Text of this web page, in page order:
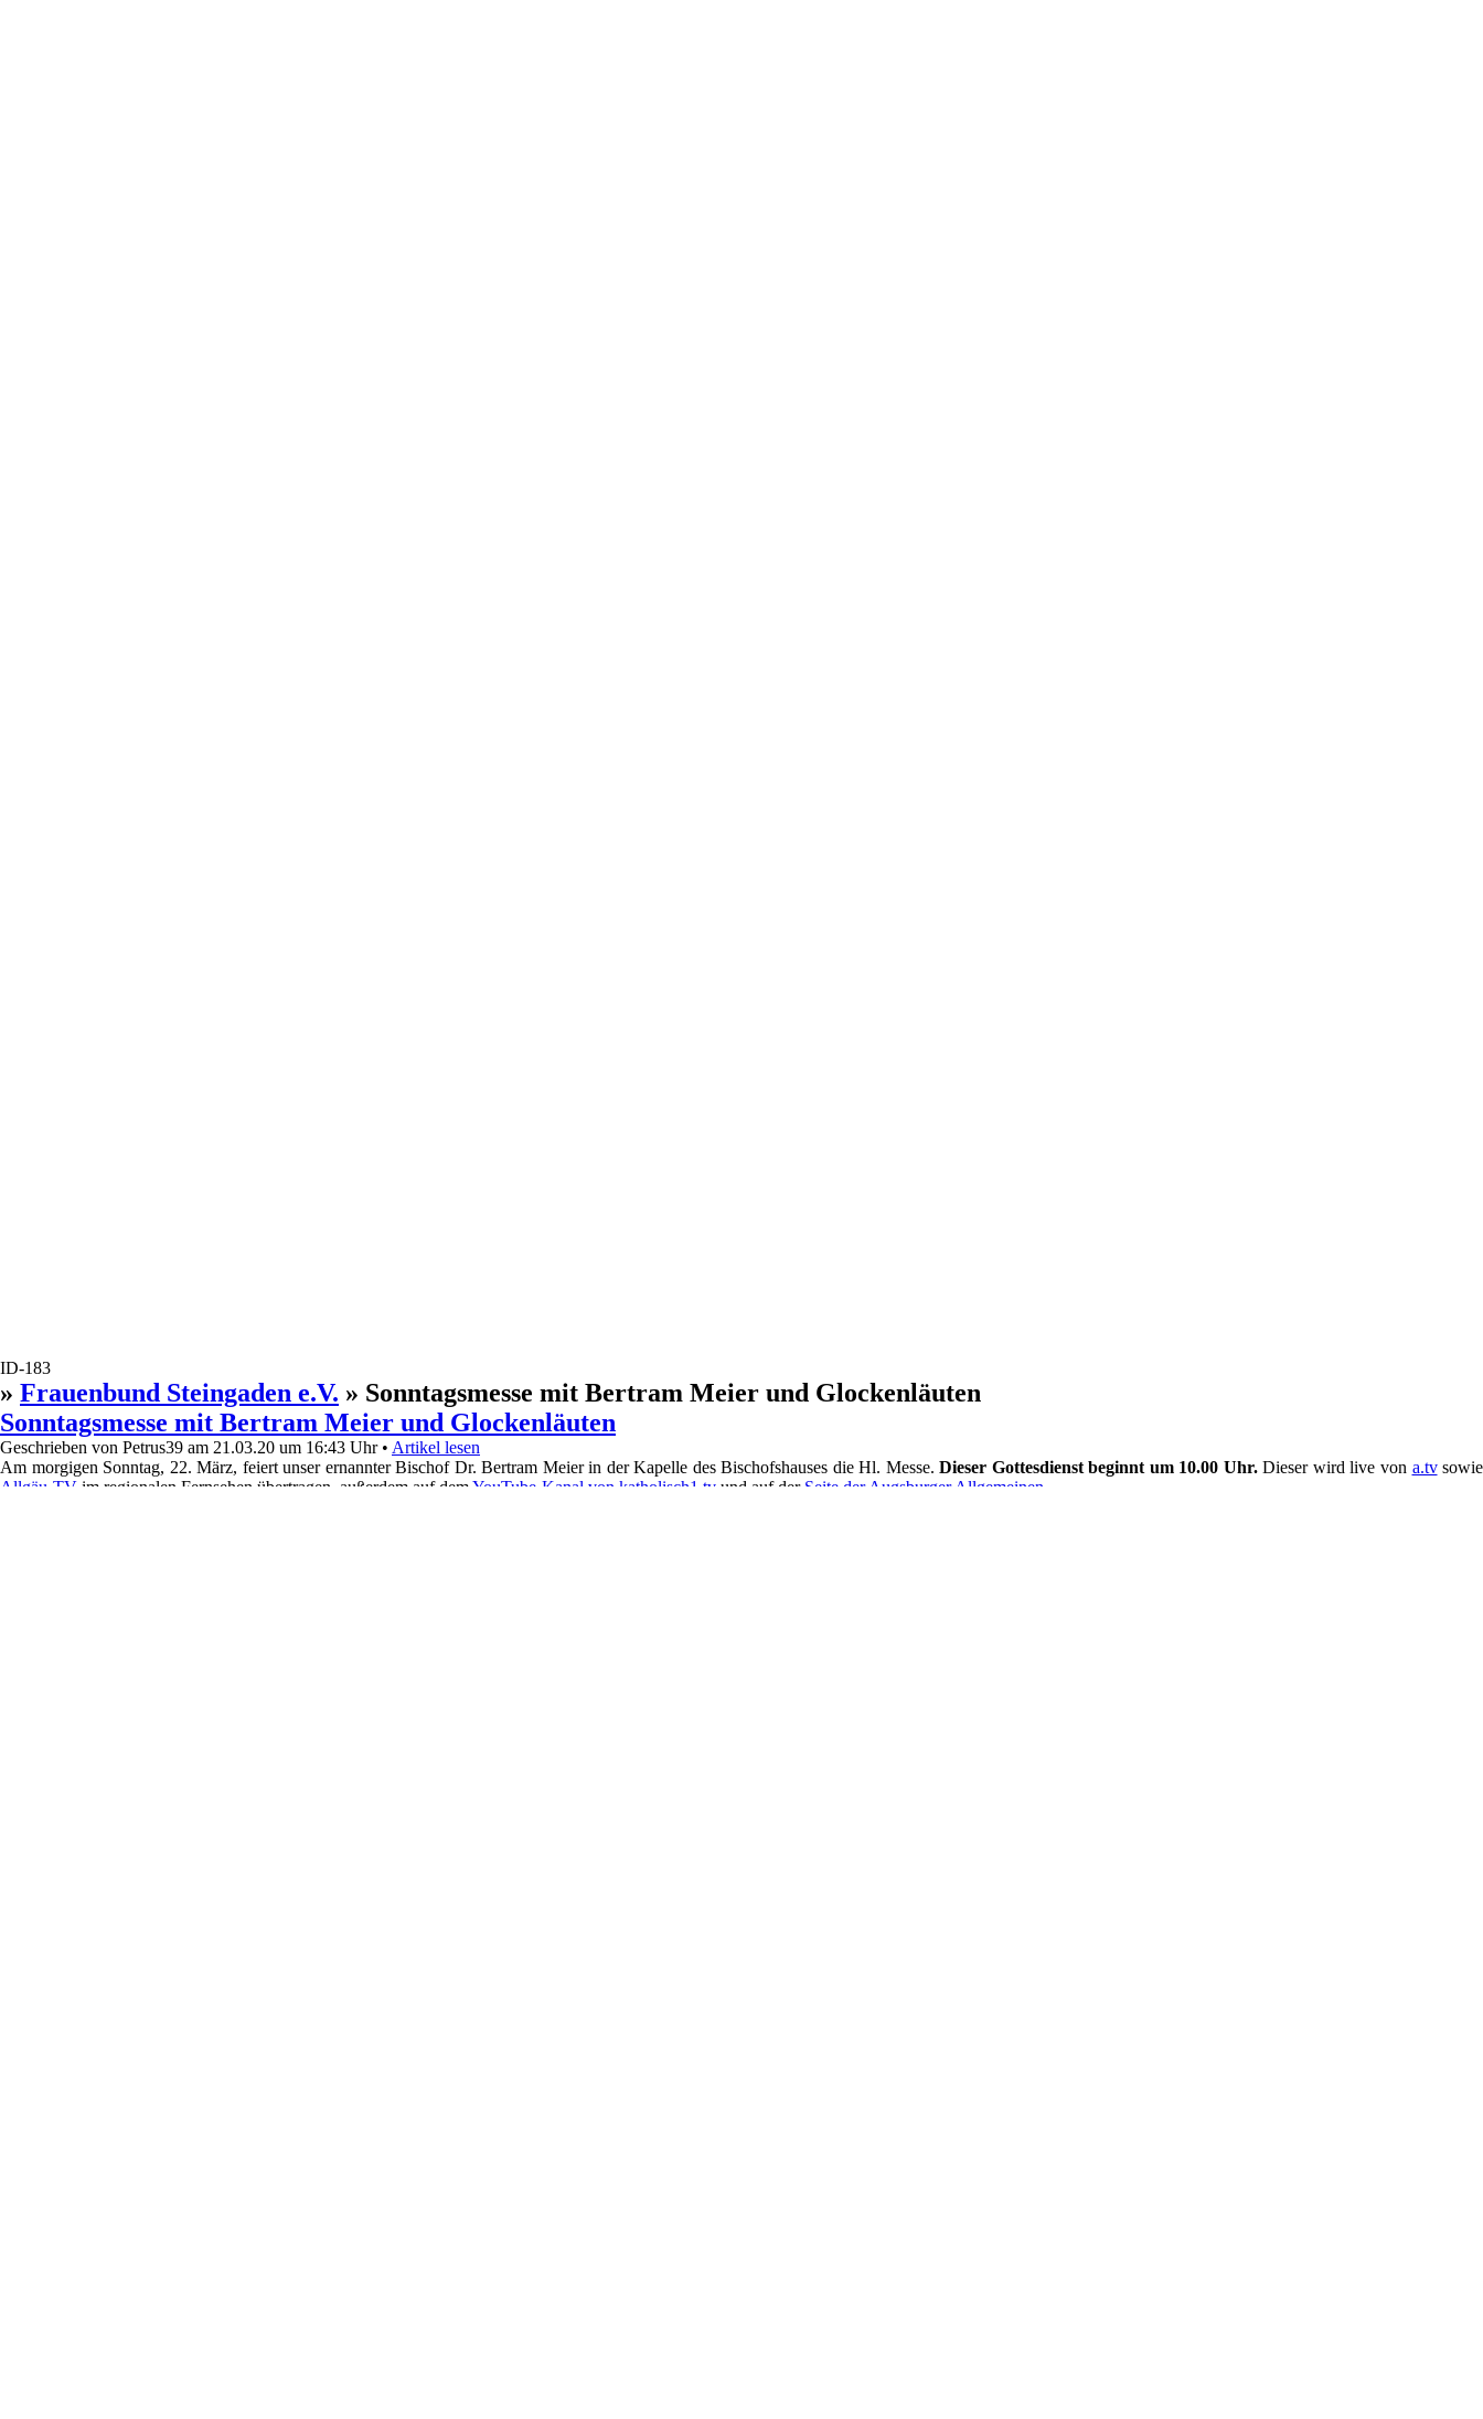
ID-183
» Frauenbund Steingaden e.V. » Sonntagsmesse mit Bertram Meier und Glockenläuten
Sonntagsmesse mit Bertram Meier und Glockenläuten
Geschrieben von Petrus39 am 21.03.20 um 16:43 Uhr • Artikel lesen
Am morgigen Sonntag, 22. März, feiert unser ernannter Bischof Dr. Bertram Meier in der Kapelle des Bischofshauses die Hl. Messe.Dieser Gottesdienst beginnt um 10.00 Uhr.Dieser wird live von a.tvsowie
Allgäu-TV im regionalen Fernsehen übertragen, außerdem auf demYouTube-Kanal von katholisch1.tv und auf der Seite der Augsburger Allgemeinen